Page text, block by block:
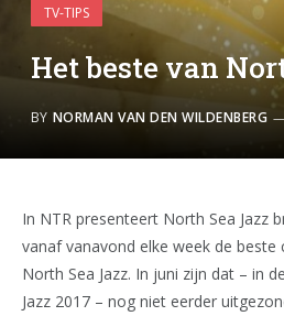
TV-TIPS
Het beste van
BY NORMAN VAN DEN WILDENBERG
In NTR presenteert North Sea Jazz
vanaf vanavond elke week de beste
North Sea Jazz. In juni zijn dat – in
Jazz 2017 – nog niet eerder